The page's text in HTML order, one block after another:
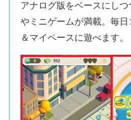
アナログ版をベースにし
やミニゲームが満載。毎
＆マイペースに遊べます。